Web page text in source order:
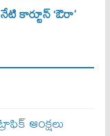
కార్టూన్ ‘ఔరా’
ఆంక్షలు